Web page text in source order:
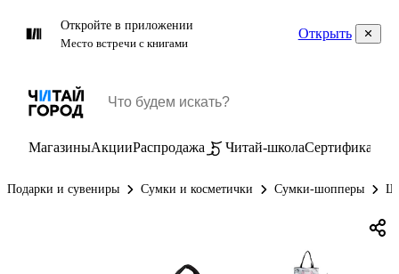
Откройте в приложении
Место встречи с книгами
Открыть
МагазиныАкцииРаспродажа Читай-школаСертификаты
Подарки и сувениры Сумки и косметички Сумки-шопперы